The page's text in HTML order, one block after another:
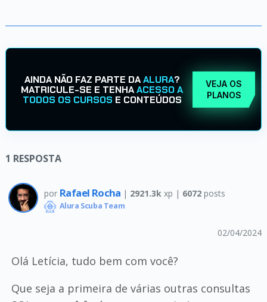
AINDA NÃO FAZ PARTE DAALURA?
MATRICULE-SE E TENHAACESSO A
TODOS OS CURSOS E CONTEÚDOS
VEJA OS
PLANOS
1 RESPOSTA
por Rafael Rocha | 2921.3k xp | 6072 posts
Alura Scuba Team
02/04/2024
Olá Letícia, tudo bem com você?
Que seja a primeira de várias outras consultas